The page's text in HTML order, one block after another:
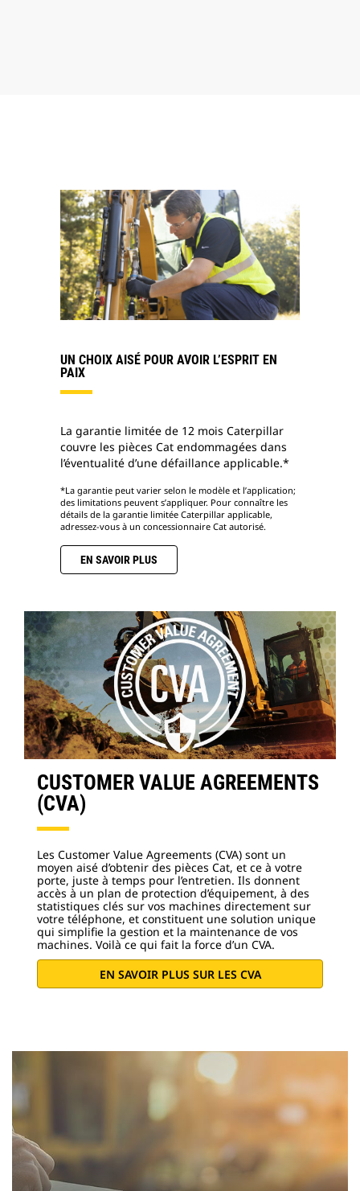
UN CHOIX AISÉ POUR AVOIR L’ESPRIT EN
PAIX
La garantie limitée de 12 mois Caterpillar
couvre les pièces Cat endommagées dans
l’éventualité d’une défaillance applicable.*
*La garantie peut varier selon le modèle et l’application;
des limitations peuvent s’appliquer. Pour connaître les
détails de la garantie limitée Caterpillar applicable,
adressez-vous à un concessionnaire Cat autorisé.
EN SAVOIR PLUS
CUSTOMER VALUE AGREEMENTS
(CVA)
Les Customer Value Agreements (CVA) sont un
moyen aisé d’obtenir des pièces Cat, et ce à votre
porte, juste à temps pour l’entretien. Ils donnent
accès à un plan de protection d’équipement, à des
statistiques clés sur vos machines directement sur
votre téléphone, et constituent une solution unique
qui simplifie la gestion et la maintenance de vos
machines. Voilà ce qui fait la force d’un CVA.
EN SAVOIR PLUS SUR LES CVA